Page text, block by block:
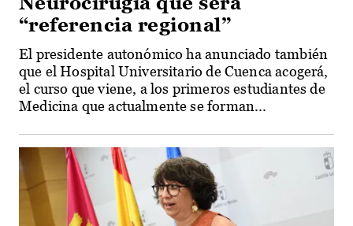
“referencia regional”
El presidente autonómico ha anunciado también
que el Hospital Universitario de Cuenca acogerá,
el curso que viene, a los primeros estudiantes de
Medicina que actualmente se forman...